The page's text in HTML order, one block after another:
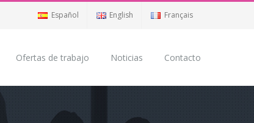
Español English Français
Ofertas de trabajo Noticias Contacto